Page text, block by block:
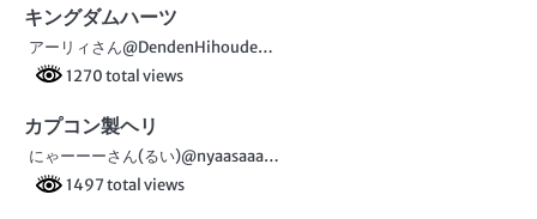
ビ
ゲ
シ
ョ
キングダムハーツ
アーリィさん@DendenHihoude…
1270 total views
カプコン製ヘリ
にゃーーーさん(るい)@nyaasaaa…
1497 total views